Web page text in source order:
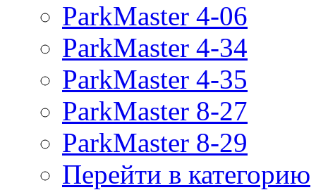
ParkMaster 4-06
ParkMaster 4-34
ParkMaster 4-35
ParkMaster 8-27
ParkMaster 8-29
Перейти в категорию